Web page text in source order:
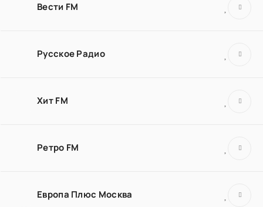
Вести FM
Русское Радио
Хит FM
Ретро FM
Европа Плюс Москва